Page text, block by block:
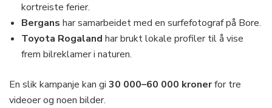
kortreiste ferier.
Bergans har samarbeidet med en surfefotograf på Bore.
Toyota Rogaland har brukt lokale profiler til å vise
frem bilreklamer i naturen.
En slik kampanje kan gi 30 000–60 000 kronerfor tre
videoer og noen bilder.